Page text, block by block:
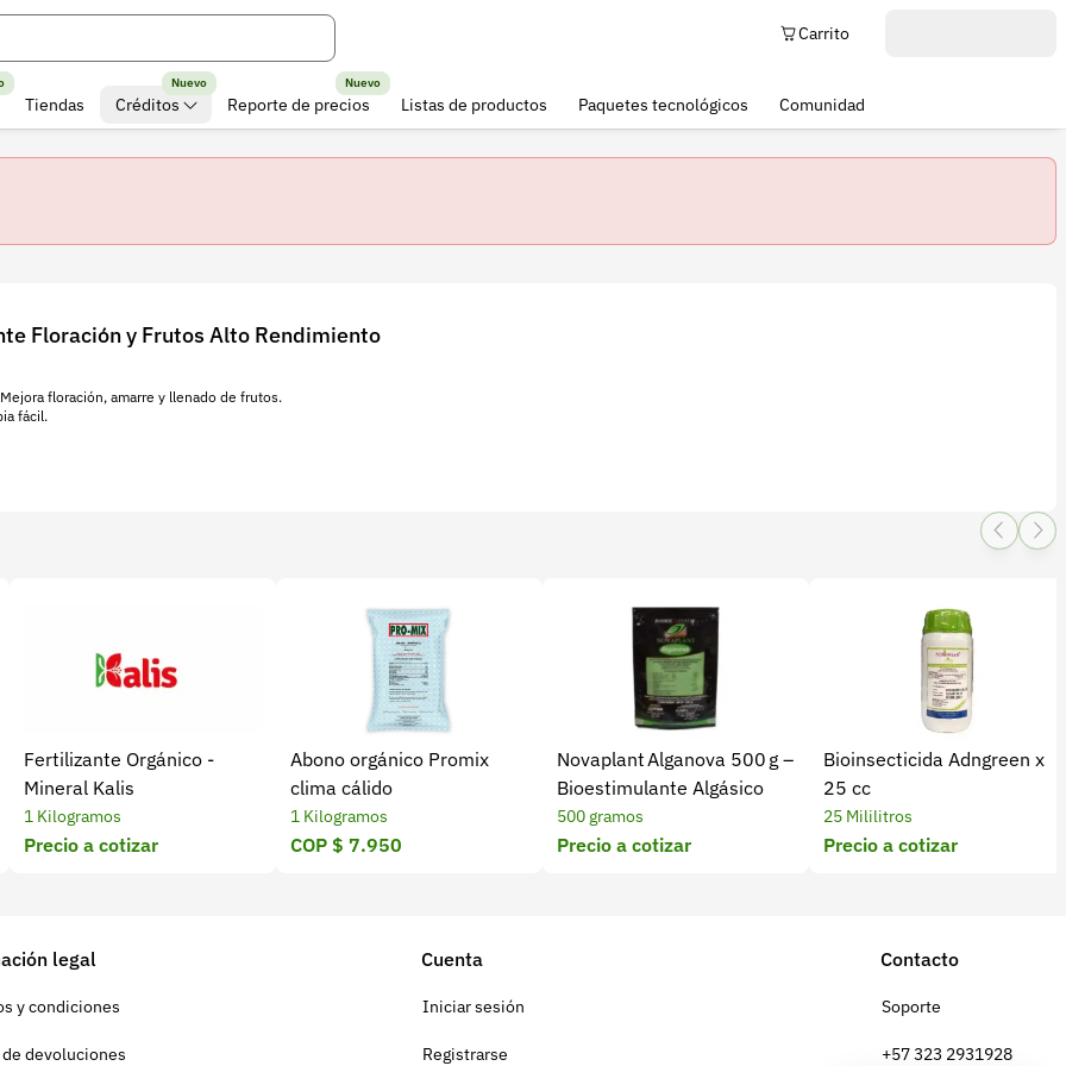
Carrito
Tiendas Créditos
Nuevo
Reporte de precios
Nuevo
Listas de productos Paquetes tecnológicos Comunidad
Floración y Frutos Alto Rendimiento
floración, amarre y llenado de frutos.
fácil.
del cultivo, diseñado para mejorar la floración, el amarre y el llenado de frutos.
S y micronutrientes)
Fertilizante Orgánico -
Mineral Kalis
1 Kilogramos
Precio a cotizar
Abono orgánico Promix
clima cálido
1 Kilogramos
COP $ 7.950
Novaplant Alganova 500 g –
Bioestimulante Algásico
500 gramos
Precio a cotizar
Bioinsecticida Adngreen x
25 cc
25 Mililitros
Precio a cotizar
legal
y condiciones
devoluciones
Cuenta
Iniciar sesión
Registrarse
Contacto
Soporte
+57 323 2931928